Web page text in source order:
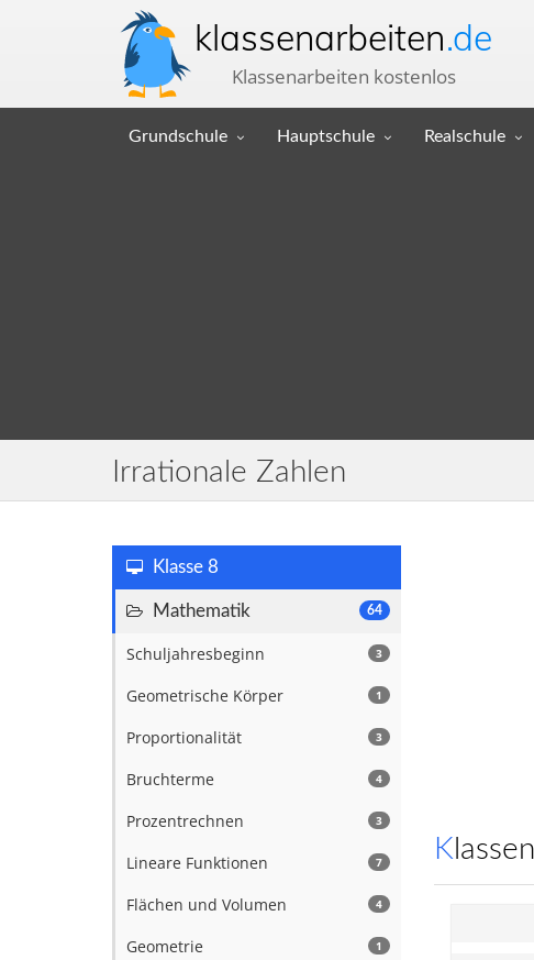
klassenarbeiten.de
Klassenarbeiten kostenlos
Grundschule Hauptschule Realschule
Irrationale Zahlen
Klasse 8
64
Mathematik
3
Schuljahresbeginn
1
Geometrische Körper
3
Proportionalität
4
Bruchterme
3
Prozentrechnen
7
Lineare Funktionen
4
Flächen und Volumen
1
Geometrie